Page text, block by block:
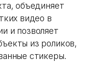
объединяет
видео в
и позволяет
из роликов,
стикеры.